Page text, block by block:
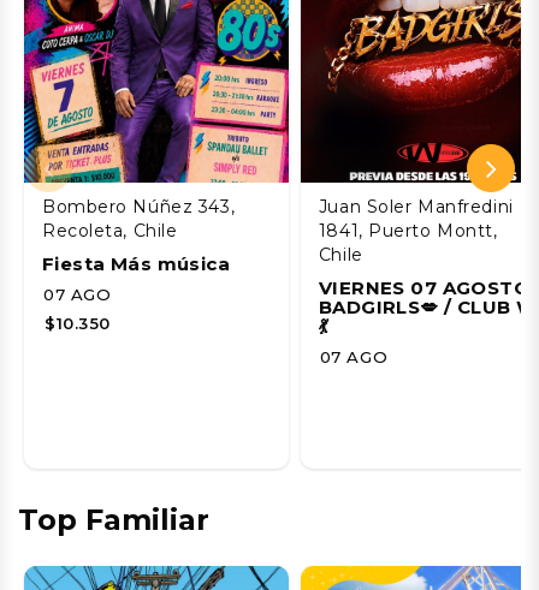
Bombero Núñez 343,
Recoleta, Chile
Fiesta Más música
07 AGO
$10.350
Juan Soler Manfredini
1841, Puerto Montt,
Chile
VIERNES 07 AGOSTO
BADGIRLS💋 / CLUB W
💃
07 AGO
Top Familiar